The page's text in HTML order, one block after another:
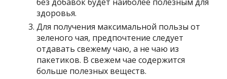
здоровья.
Для получения максимальной пользы от
зеленого чая, предпочтение следует
отдавать свежему чаю, а не чаю из
пакетиков. В свежем чае содержится
больше полезных веществ.